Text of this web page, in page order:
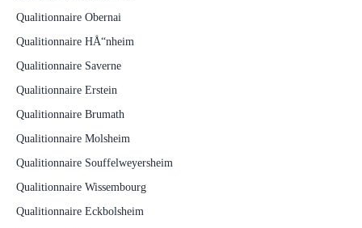
Qualitionnaire Obernai
Qualitionnaire HÅ“nheim
Qualitionnaire Saverne
Qualitionnaire Erstein
Qualitionnaire Brumath
Qualitionnaire Molsheim
Qualitionnaire Souffelweyersheim
Qualitionnaire Wissembourg
Qualitionnaire Eckbolsheim